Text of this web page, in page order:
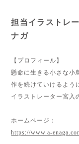
担当イラスト
ナガ
【プロフィール】
懸命に生きる小さな小
作を続けていけるよう
イラストレーター宮入
ホームページ：
https://www.a-